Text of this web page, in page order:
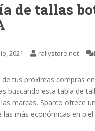
de tallas
2021 rallystore.net
de tus próximas compras
buscando esta tabla de
marcas, Sparco ofrece
las más económicas en